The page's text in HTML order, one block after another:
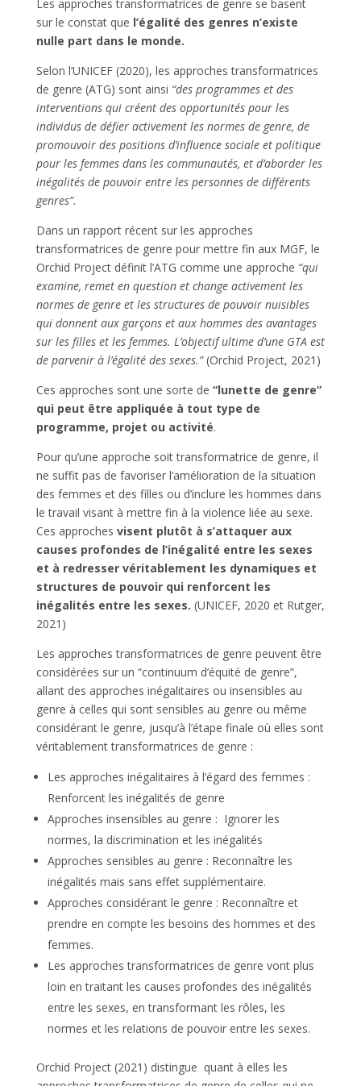
Les approches transformatrices de genre se basent
sur le constat que l’égalité des genres n’existe
nulle part dans le monde.
Selon l’UNICEF (2020), les approches transformatrices
de genre (ATG) sont ainsi “des programmes et des
interventions qui créent des opportunités pour les
individus de défier activement les normes de genre, de
promouvoir des positions d’influence sociale et politique
pour les femmes dans les communautés, et d’aborder les
inégalités de pouvoir entre les personnes de différents
genres”.
Dans un rapport récent sur les approches
transformatrices de genre pour mettre fin aux MGF, le
Orchid Project définit l’ATG comme une approche “qui
examine, remet en question et change activement les
normes de genre et les structures de pouvoir nuisibles
qui donnent aux garçons et aux hommes des avantages
sur les filles et les femmes. L’objectif ultime d’une GTA est
de parvenir à l’égalité des sexes.”(Orchid Project, 2021)
Ces approches sont une sorte de “lunette de genre”
qui peut être appliquée à tout type de
programme, projet ou activité.
Pour qu’une approche soit transformatrice de genre, il
ne suffit pas de favoriser l’amélioration de la situation
des femmes et des filles ou d’inclure les hommes dans
le travail visant à mettre fin à la violence liée au sexe.
Ces approches visent plutôt à s’attaquer aux
causes profondes de l’inégalité entre les sexes
et à redresser véritablement les dynamiques et
structures de pouvoir qui renforcent les
inégalités entre les sexes. (UNICEF, 2020 et Rutger,
2021)
Les approches transformatrices de genre peuvent être
considérées sur un “continuum d’équité de genre”,
allant des approches inégalitaires ou insensibles au
genre à celles qui sont sensibles au genre ou même
considérant le genre, jusqu’à l’étape finale où elles sont
véritablement transformatrices de genre :
Les approches inégalitaires à l’égard des femmes :
Renforcent les inégalités de genre
Approches insensibles au genre : Ignorer les
normes, la discrimination et les inégalités
Approches sensibles au genre : Reconnaître les
inégalités mais sans effet supplémentaire.
Approches considérant le genre : Reconnaître et
prendre en compte les besoins des hommes et des
femmes.
Les approches transformatrices de genre vont plus
loin en traitant les causes profondes des inégalités
entre les sexes, en transformant les rôles, les
normes et les relations de pouvoir entre les sexes.
Orchid Project (2021) distingue quant à elles les